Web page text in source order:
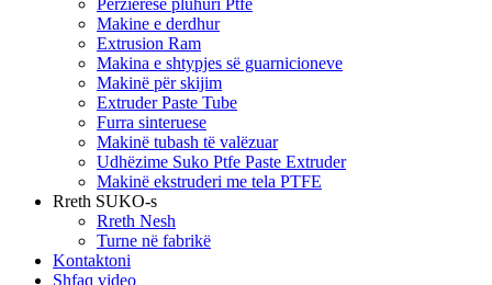
Përzierëse pluhuri Ptfe
Makine e derdhur
Extrusion Ram
Makina e shtypjes së guarnicioneve
Makinë për skijim
Extruder Paste Tube
Furra sinteruese
Makinë tubash të valëzuar
Udhëzime Suko Ptfe Paste Extruder
Makinë ekstruderi me tela PTFE
Rreth SUKO-s
Rreth Nesh
Turne në fabrikë
Kontaktoni
Shfaq video